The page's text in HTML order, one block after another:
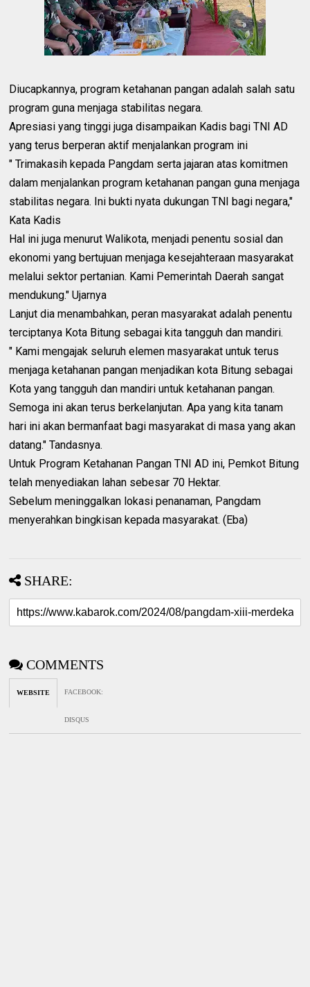
Diucapkannya, program ketahanan pangan adalah salah satu
program guna menjaga stabilitas negara.
Apresiasi yang tinggi juga disampaikan Kadis bagi TNI AD
yang terus berperan aktif menjalankan program ini
" Trimakasih kepada Pangdam serta jajaran atas komitmen
dalam menjalankan program ketahanan pangan guna menjaga
stabilitas negara. Ini bukti nyata dukungan TNI bagi negara,"
Kata Kadis
Hal ini juga menurut Walikota, menjadi penentu sosial dan
ekonomi yang bertujuan menjaga kesejahteraan masyarakat
melalui sektor pertanian. Kami Pemerintah Daerah sangat
mendukung." Ujarnya
Lanjut dia menambahkan, peran masyarakat adalah penentu
terciptanya Kota Bitung sebagai kita tangguh dan mandiri.
" Kami mengajak seluruh elemen masyarakat untuk terus
menjaga ketahanan pangan menjadikan kota Bitung sebagai
Kota yang tangguh dan mandiri untuk ketahanan pangan.
Semoga ini akan terus berkelanjutan. Apa yang kita tanam
hari ini akan bermanfaat bagi masyarakat di masa yang akan
datang." Tandasnya.
Untuk Program Ketahanan Pangan TNI AD ini, Pemkot Bitung
telah menyediakan lahan sebesar 70 Hektar.
Sebelum meninggalkan lokasi penanaman, Pangdam
menyerahkan bingkisan kepada masyarakat. (Eba)
SHARE:
COMMENTS
WEBSITE FACEBOOK:
DISQUS